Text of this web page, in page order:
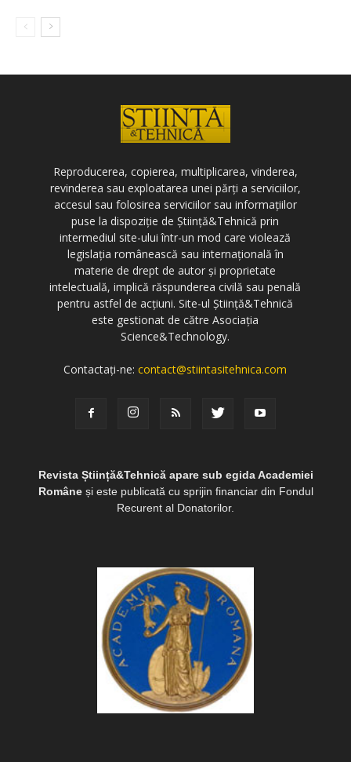
Reproducerea, copierea, multiplicarea, vinderea,
revinderea sau exploatarea unei părți a serviciilor,
accesul sau folosirea serviciilor sau informațiilor
puse la dispoziție de Știință&Tehnică prin
intermediul site-ului într-un mod care violează
legislația românească sau internațională în
materie de drept de autor și proprietate
intelectuală, implică răspunderea civilă sau penală
pentru astfel de acțiuni. Site-ul Știință&Tehnică
este gestionat de către Asociația
Science&Technology.
Contactați-ne:contact@stiintasitehnica.com
Revista Știință&Tehnică apare sub egida Academiei
Româneși este publicată cu sprijin financiar din Fondul
Recurent al Donatorilor.